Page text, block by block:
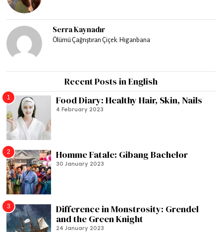
Serra Kaynadır
Ölümü Çağrıştıran Çiçek: Higanbana
Recent Posts in English
1 Food Diary: Healthy Hair, Skin, Nails
4 February 2023
2 Homme Fatale: Gibang Bachelor
30 January 2023
3
Difference in Monstrosity: Grendel
and the Green Knight
24 January 2023